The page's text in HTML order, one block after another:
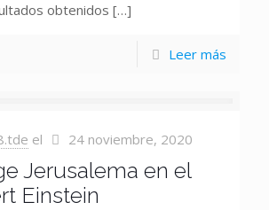
obtenidos […]
Leer más
el 24 noviembre, 2020
Jerusalema en el
Einstein